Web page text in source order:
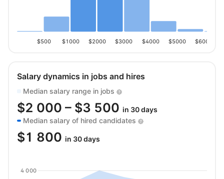
$500 $1000 $2000 $3000 $4000 $5000 $6000
Salary dynamics in jobs and hires
Median salary range in jobs
$2 000 – $3 500 in 30 days
Median salary of hired candidates
$1 800 in 30 days
4 000